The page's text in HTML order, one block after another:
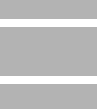
qui encadre nos actions